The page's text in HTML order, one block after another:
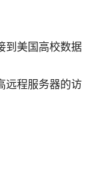
到美国高校数据
远程服务器的访